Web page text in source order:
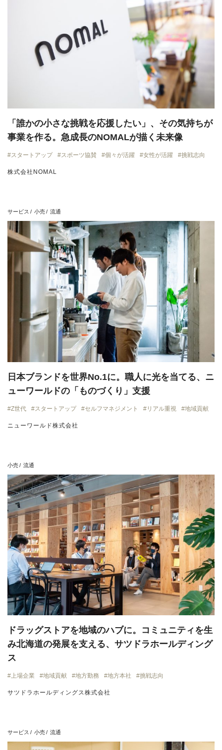
「誰かの小さな挑戦を応援したい」、その気持ちが
事業を作る。急成長のNOMALが描く未来像
スタートアップ スポーツ協賛 個々が活躍 女性が活躍 挑戦志向
株式会社NOMAL
サービス 小売 流通
日本ブランドを世界No.1に。職人に光を当てる、ニ
ューワールドの「ものづくり」支援
Z世代 スタートアップ セルフマネジメント リアル重視 地域貢献
ニューワールド株式会社
小売 流通
ドラッグストアを地域のハブに。コミュニティを生
み北海道の発展を支える、サツドラホールディング
ス
上場企業 地域貢献 地方勤務 地方本社 挑戦志向
サツドラホールディングス株式会社
サービス 小売 流通